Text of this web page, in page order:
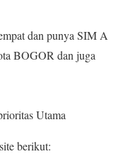
dan punya SIM A
BOGOR dan juga
Utama
berikut: